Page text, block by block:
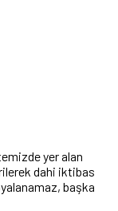
yer alan
dahi iktibas
başka